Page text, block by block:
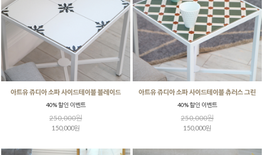
아트유 쥬디아 소파 사이드테이블 블레이드
40% 할인 이벤트
250,000원
150,000원
아트유 쥬디아 소파 사이드테이블 츄러스 그린
40% 할인 이벤트
250,000원
150,000원